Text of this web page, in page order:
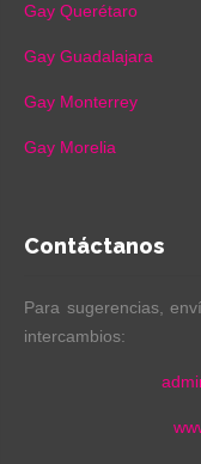
Gay Querétaro
Gay Guadalajara
Gay Monterrey
Gay Morelia
Contáctanos
Para sugerencias,
intercambios: